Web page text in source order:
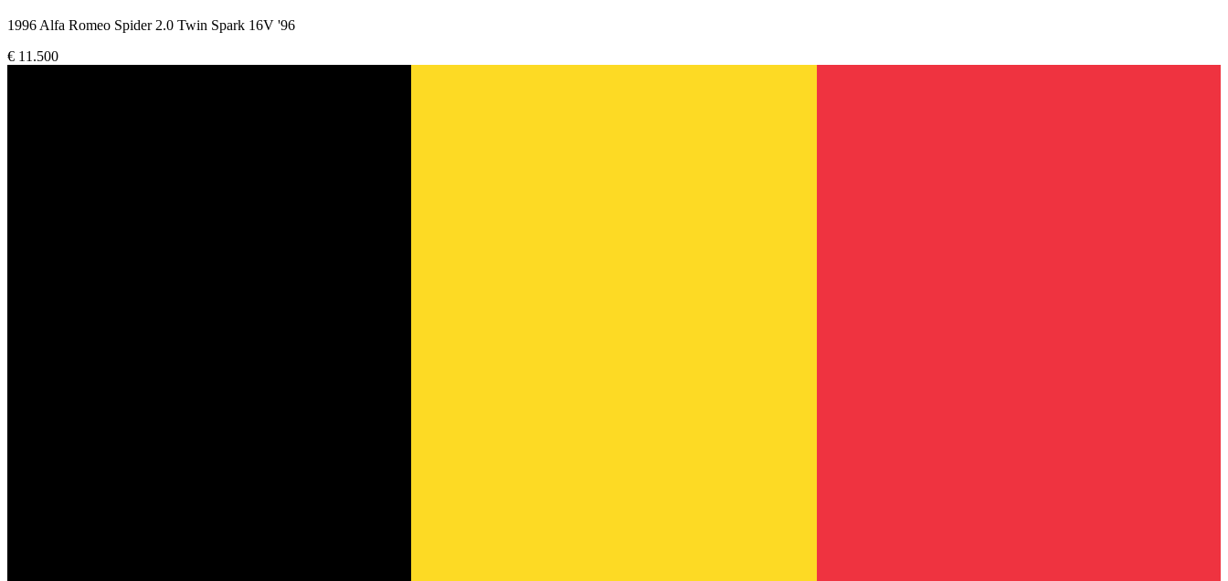
1996 Alfa Romeo Spider 2.0 Twin Spark 16V '96
€ 11.500